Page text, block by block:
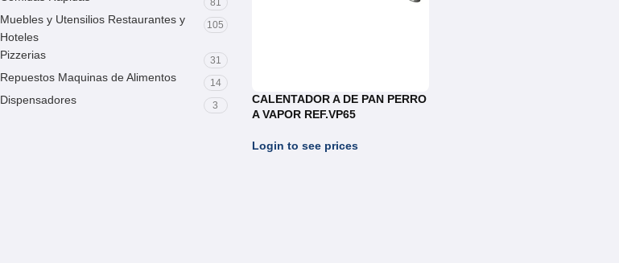
81
Muebles y Utensilios Restaurantes y
Hoteles
105
Pizzerias 31
Repuestos Maquinas de Alimentos 14
Dispensadores 3
CALENTADOR A DE PAN PERRO
A VAPOR REF.VP65
Login to see prices